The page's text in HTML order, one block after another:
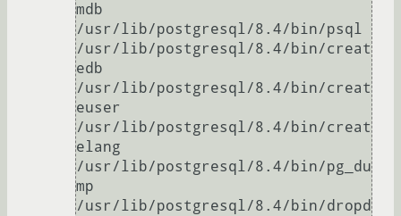
mdb
/usr/lib/postgresql/8.4/bin/psql
/usr/lib/postgresql/8.4/bin/creat
edb
/usr/lib/postgresql/8.4/bin/creat
euser
/usr/lib/postgresql/8.4/bin/creat
elang
/usr/lib/postgresql/8.4/bin/pg_du
mp
/usr/lib/postgresql/8.4/bin/dropd